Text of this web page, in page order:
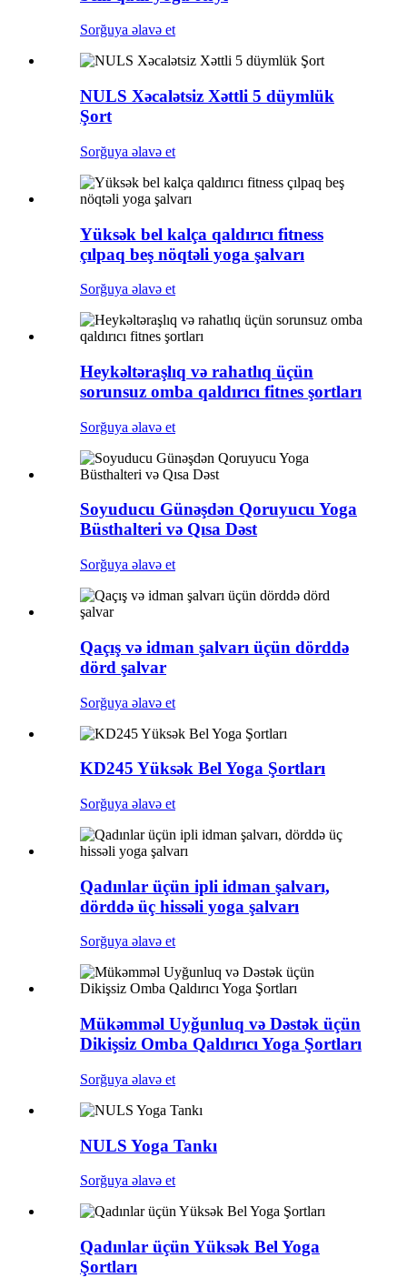
Sorğuya əlavə et
NULS Xəcalətsiz Xəttli 5 düymlük
Şort
Sorğuya əlavə et
Yüksək bel kalça qaldırıcı fitness
çılpaq beş nöqtəli yoga şalvarı
Sorğuya əlavə et
Heykəltəraşlıq və rahatlıq üçün
sorunsuz omba qaldırıcı fitnes şortları
Sorğuya əlavə et
Soyuducu Günəşdən Qoruyucu Yoga
Büsthalteri və Qısa Dəst
Sorğuya əlavə et
Qaçış və idman şalvarı üçün dörddə
dörd şalvar
Sorğuya əlavə et
KD245 Yüksək Bel Yoga Şortları
Sorğuya əlavə et
Qadınlar üçün ipli idman şalvarı,
dörddə üç hissəli yoga şalvarı
Sorğuya əlavə et
Mükəmməl Uyğunluq və Dəstək üçün
Dikişsiz Omba Qaldırıcı Yoga Şortları
Sorğuya əlavə et
NULS Yoga Tankı
Sorğuya əlavə et
Qadınlar üçün Yüksək Bel Yoga
Şortları